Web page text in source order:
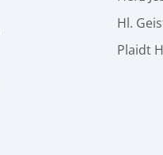
Hl.
Plaidt